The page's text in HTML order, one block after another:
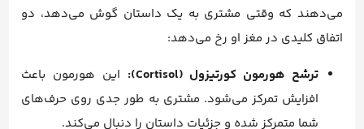
می‌دهند که وقتی مشتری به یک داستان گوش می‌دهد، دو
اتفاق کلیدی در مغز او رخ می‌دهد:
ترشح هورمون کورتیزول (Cortisol):
این هورمون باعث
افزایش تمرکز می‌شود. مشتری به طور جدی روی حرف‌های
شما متمرکز شده و جزئیات داستان را دنبال می‌کند.